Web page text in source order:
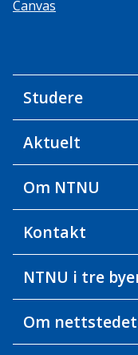
Canvas
Studere
Aktuelt
Om NTNU
Kontakt
NTNU i tre
Om nettstedet